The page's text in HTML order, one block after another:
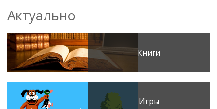
Актуально
Книги
Игры